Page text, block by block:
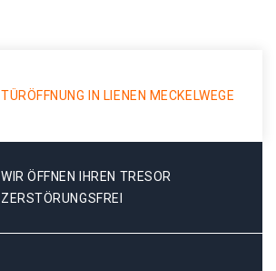
TÜRÖFFNUNG IN LIENEN MECKELWEGE
WIR ÖFFNEN IHREN TRESOR
ZERSTÖRUNGSFREI